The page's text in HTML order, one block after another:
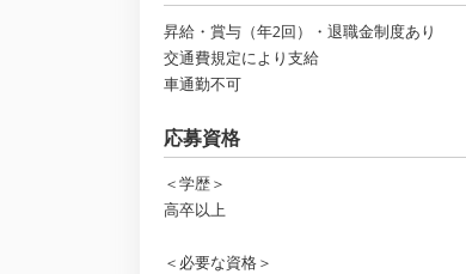
昇給・賞与（年2回）・退職金制度あり
交通費規定により支給
車通勤不可
応募資格
＜学歴＞
高卒以上
＜必要な資格＞